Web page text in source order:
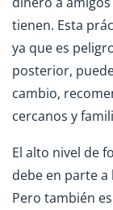
tienen. Esta
ya que es
posterior,
cambio,
cercanos y
El alto nivel de
debe en parte
Pero también